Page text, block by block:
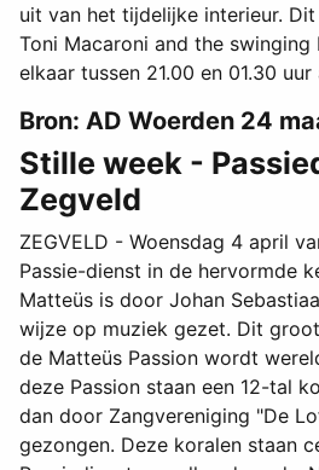
uit van het tijdelijke interieur.
Toni Macaroni and the swinging
elkaar tussen 21.00 en 01.30 uur
Bron: AD Woerden 24
Stille week -
Zegveld
ZEGVELD - Woensdag 4 april
Passie-dienst in de hervormde
Matteüs is door Johan
wijze op muziek gezet. Dit
de Matteüs Passion wordt
deze Passion staan een 12-tal
dan door Zangvereniging "De
gezongen. Deze koralen staan